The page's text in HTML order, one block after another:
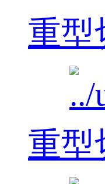
重型
重型